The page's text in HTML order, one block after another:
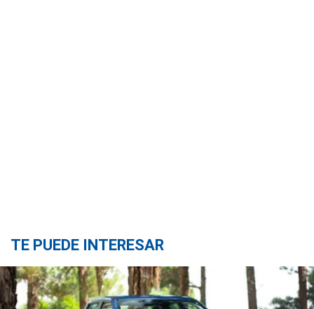
TE PUEDE INTERESAR